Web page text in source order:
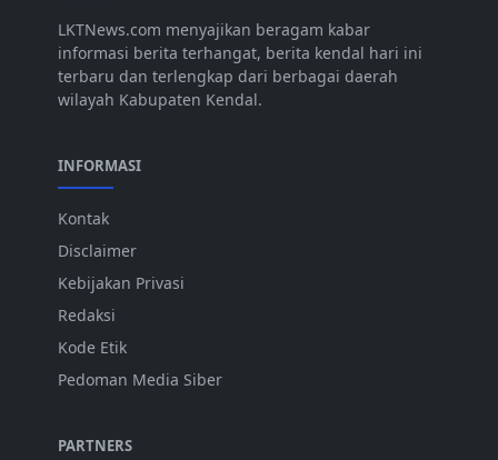
LKTNews.com menyajikan beragam kabar
informasi berita terhangat, berita kendal hari ini
terbaru dan terlengkap dari berbagai daerah
wilayah Kabupaten Kendal.
INFORMASI
Kontak
Disclaimer
Kebijakan Privasi
Redaksi
Kode Etik
Pedoman Media Siber
PARTNERS